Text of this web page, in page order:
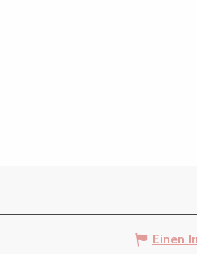
Einen